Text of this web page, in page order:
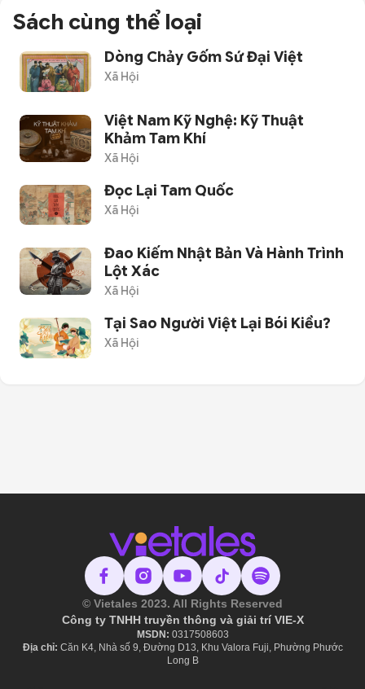
Sách cùng thể loại
Dòng Chảy Gốm Sứ Đại Việt
Xã Hội
Việt Nam Kỹ Nghệ: Kỹ Thuật
Khảm Tam Khí
Xã Hội
Đọc Lại Tam Quốc
Xã Hội
Đao Kiếm Nhật Bản Và Hành Trình
Lột Xác
Xã Hội
Tại Sao Người Việt Lại Bói Kiều?
Xã Hội
© Vietales 2023. All Rights Reserved
Công ty TNHH truyền thông và giải trí VIE-X
MSDN: ​ 0317508603
Địa chỉ: Căn K4, Nhà số 9, Đường D13, Khu Valora Fuji, Phường Phước
Long B